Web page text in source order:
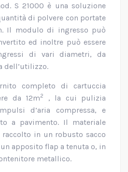
S 21000 è una soluzione
di polvere con portate
Il modulo di ingresso può
ed inoltre può essere
di vari diametri, da
dell’utilizzo.
completo di cartuccia
da 12m2
, la cui pulizia
d’aria compressa, e
a pavimento. Il materiale
in un robusto sacco
apposito flap a tenuta o, in
metallico.